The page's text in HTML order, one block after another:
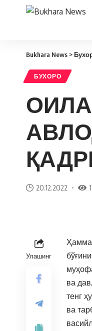
Bukhara News >
БУХОРО
20.12.2022
Улашинг
ва
тенг
ва